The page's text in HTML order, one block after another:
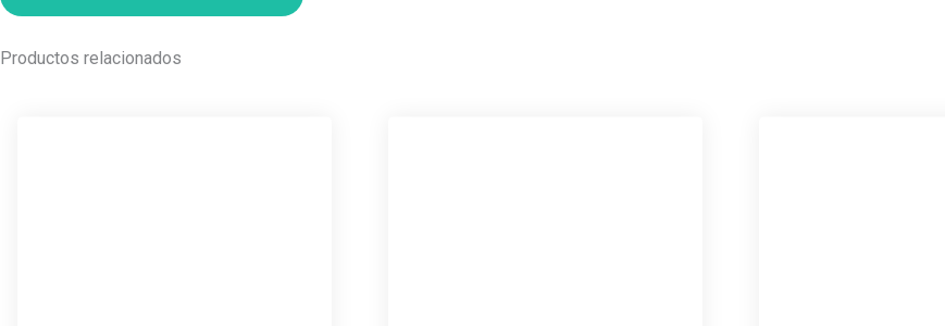
Productos relacionados